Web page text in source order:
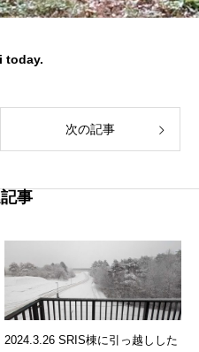
today.
次の記事
事
2024.3.26 SRIS棟に引っ越しした